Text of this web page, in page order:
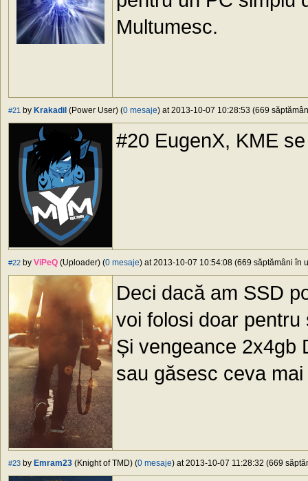
Multumesc.
#21 by Krakadil (Power User) (0 mesaje) at 2013-10-07 10:28:53 (669
#20 EugenX, KME
#22 by ViPeQ (Uploader) (0 mesaje) at 2013-10-07 10:54:08 (669 săptămâni în
Deci dacă am SSD
voi folosi doar
Și vengeance 2x4gb
sau găsesc ceva mai
#23 by Emram23 (Knight of TMD) (0 mesaje) at 2013-10-07 11:28:32 (669